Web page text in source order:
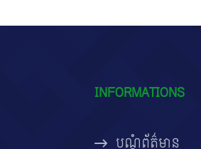
INFORMATIONS
បណ្តុំព័ត៌មាន